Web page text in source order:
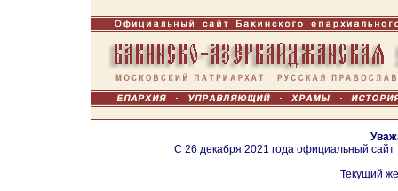
С 26 декабря 2021 года официальный
Текущий